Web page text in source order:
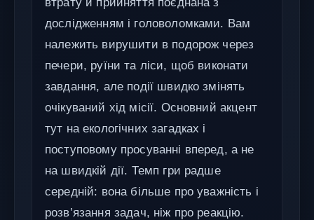
дослідженням і головоломками. Вам
належить вирушити в подорож через
печери, руїни та ліси, щоб виконати
завдання, але події швидко змінять
очікуваний хід місії. Основний акцент
тут на екологічних загадках і
поступовому просуванні вперед, а не
на швидкій дії. Темп гри радше
середній: вона більше про уважність і
розв’язання задач, ніж про реакцію.